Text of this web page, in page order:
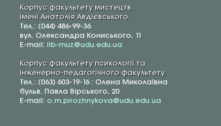
Корпус факультету мистецтв
імені Анатолія Авдієвського.
Тел.: (044) 486-99-36
вул. Олександра Кониського, 11
E-mail:
lib-muz@udu.edu.ua
Корпус факультету психології та
інженерно-педагогічного факультету.
Тел.: (063) 603-19-16 : Олена Миколаївна
бульв. Павла Вірського, 20
E-mail: o.m.pirozhnykova@udu.edu.ua